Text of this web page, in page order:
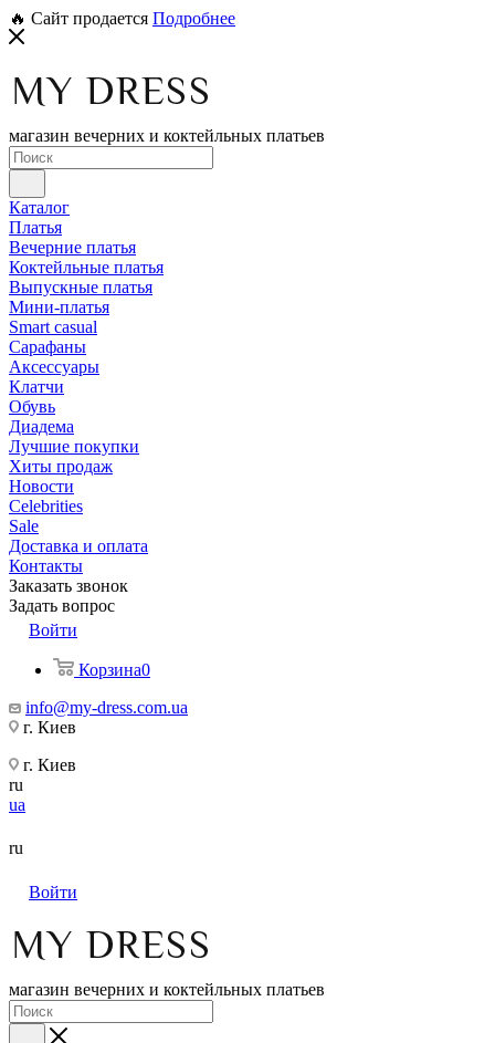
🔥 Сайт продается Подробнее
магазин вечерних и коктейльных платьев
Каталог
Платья
Вечерние платья
Коктейльные платья
Выпускные платья
Мини-платья
Smart casual
Сарафаны
Аксессуары
Клатчи
Обувь
Диадема
Лучшие покупки
Хиты продаж
Новости
Celebrities
Sale
Доставка и оплата
Контакты
Заказать звонок
Задать вопрос
Войти
Корзина0
info@my-dress.com.ua
г. Киев
г. Киев
ru
ua
ru
Войти
магазин вечерних и коктейльных платьев